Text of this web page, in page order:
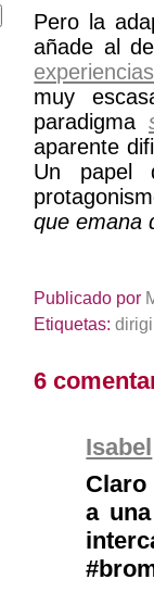
Pero la
añade al
experiencias
muy
paradigma
aparente
Un papel
que emana
Publicado por
Etiquetas:
6
Isabel
a